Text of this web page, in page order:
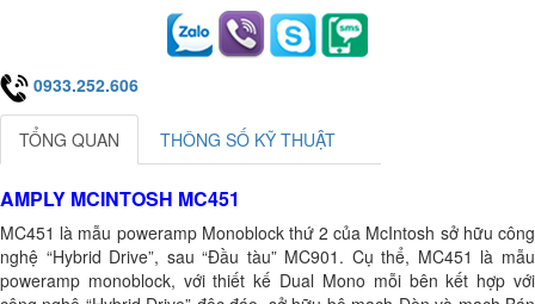
0933.252.606
TỔNG QUAN THÔNG SỐ KỸ THUẬT
AMPLY MCINTOSH MC451
MC451 là mẫu poweramp Monoblock thứ 2 của McIntosh sở hữu công
nghệ “Hybrid Drive”, sau “Đầu tàu” MC901. Cụ thể, MC451 là mẫu
poweramp monoblock, với thiết kế Dual Mono mỗi bên kết hợp với